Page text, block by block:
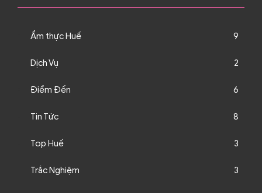
Ẩm thực Huế 9
Dịch Vụ 2
Điểm Đến 6
Tin Tức 8
Top Huế 3
Trắc Nghiệm 3